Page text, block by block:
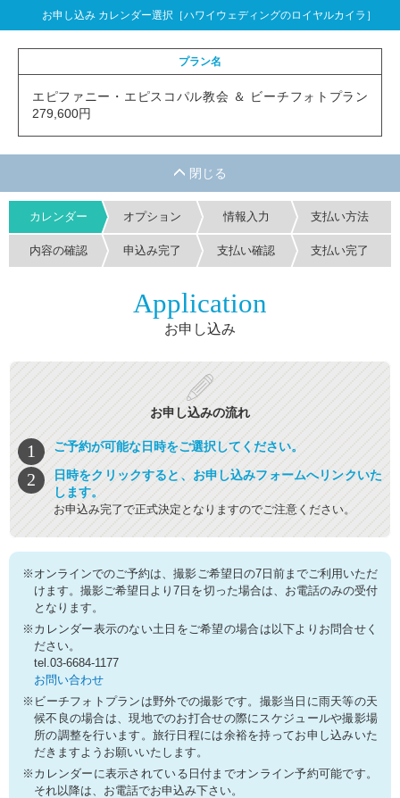
お申し込み カレンダー選択［ハワイウェディングのロイヤルカイラ］
プラン名
エピファニー・エピスコパル教会 ＆ ビーチフォトプラン
279,600円
カレンダー オプション 情報入力 支払い方法
内容の確認 申込み完了 支払い確認 支払い完了
Application
お申し込み
お申し込みの流れ
ご予約が可能な日時をご選択してください。
日時をクリックすると、お申し込みフォームへリンクいた
します。
お申込み完了で正式決定となりますのでご注意ください。
※オンラインでのご予約は、撮影ご希望日の7日前までご利用いただ
けます。撮影ご希望日より7日を切った場合は、お電話のみの受付
となります。
※カレンダー表示のない土日をご希望の場合は以下よりお問合せく
ださい。
tel.03-6684-1177
お問い合わせ
※ビーチフォトプランは野外での撮影です。撮影当日に雨天等の天
候不良の場合は、現地でのお打合せの際にスケジュールや撮影場
所の調整を行います。旅行日程には余裕を持ってお申し込みいた
だきますようお願いいたします。
※カレンダーに表示されている日付までオンライン予約可能です。
それ以降は、お電話でお申込み下さい。